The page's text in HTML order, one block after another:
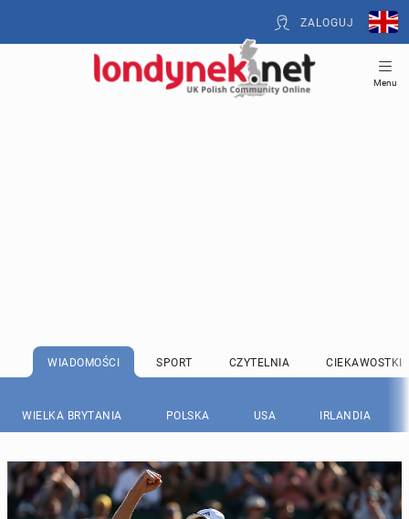
ZALOGUJ
Menu
WIADOMOŚCI SPORT CZYTELNIA CIEKAWOSTKI
WIELKA BRYTANIA POLSKA USA IRLANDIA